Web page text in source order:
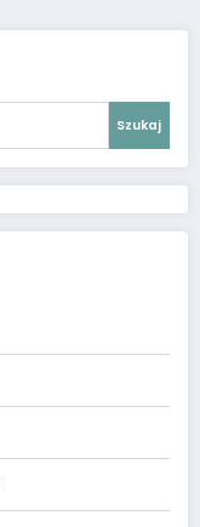
Szukaj